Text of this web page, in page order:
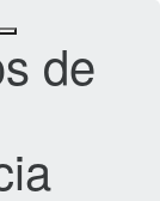
Toggle
navigation